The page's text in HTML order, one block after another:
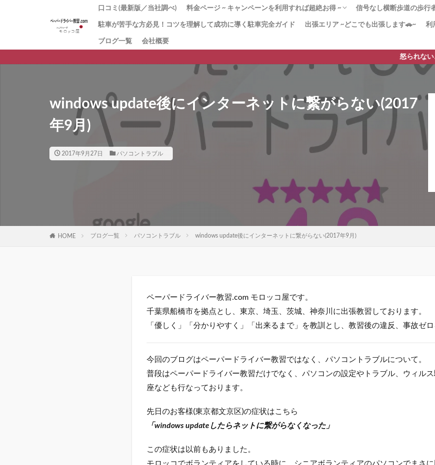
口コミ(最新版／当社調べ) 料金ページ ~ キャンペーンを利用すれば超絶お得 ~
1番人気！180分x３回パック 迷ったらこのプラン！
「とにかく安全運転」コース ペーパードライバー講
お試し120分のペーパードライバー講習
回数券１２（3時間x12回）教習所から学び直したい
「キャンペーン」で安く質の高いペーパードライバ
初心者講習 –免許取得1年以内–
値段の理由 なぜ高い!?ペーパードライバー講習
信号なし横断歩道の歩行
[動画]みんなも止まれる
より安全な歩行者優先
横断歩道の安全対策【
横断歩道に自転車→停
【38条2項】横断歩道
駐車が苦手な方必見！コツを理解して成功に導く駐車完全ガイド 出張エリア ~どこでも出張します🚗~ 利
ブログ一覧 会社概要
怒られない、質の高いペ
windows update後にインターネットに繋がらない(2017
年9月)
2017年9月27日 パソコントラブル
HOME ブログ一覧 パソコントラブル windows update後にインターネットに繋がらない(2017年9月)
ペーパードライバー教習.com モロッコ屋です。
千葉県船橋市を拠点とし、東京、埼玉、茨城、神奈川に出張教習しております。
「優しく」「分かりやすく」「出来るまで」を教訓とし、教習後の違反、事故ゼロ
今回のブログはペーパードライバー教習ではなく、パソコントラブルについて。
普段はペーパードライバー教習だけでなく、パソコンの設定やトラブル、ウィル
座なども行なっております。
先日のお客様(東京都文京区)の症状はこちら
「windows updateしたらネットに繋がらなくなった」
この症状は以前もありました。
モロッコでボランティアをしている時に、シニアボランティアのパソコンでまさ